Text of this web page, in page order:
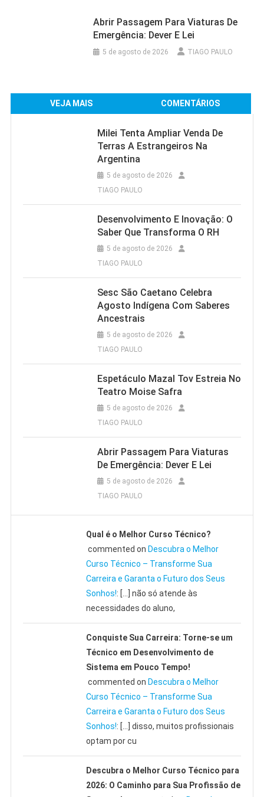
Abrir Passagem Para Viaturas De
Emergência: Dever E Lei
5 de agosto de 2026 TIAGO PAULO
VEJA MAIS COMENTÁRIOS
Milei Tenta Ampliar Venda De
Terras A Estrangeiros Na
Argentina
5 de agosto de 2026
TIAGO PAULO
Desenvolvimento E Inovação: O
Saber Que Transforma O RH
5 de agosto de 2026
TIAGO PAULO
Sesc São Caetano Celebra
Agosto Indígena Com Saberes
Ancestrais
5 de agosto de 2026
TIAGO PAULO
Espetáculo Mazal Tov Estreia No
Teatro Moise Safra
5 de agosto de 2026
TIAGO PAULO
Abrir Passagem Para Viaturas
De Emergência: Dever E Lei
5 de agosto de 2026
TIAGO PAULO
Qual é o Melhor Curso Técnico?
commented on Descubra o Melhor
Curso Técnico – Transforme Sua
Carreira e Garanta o Futuro dos Seus
Sonhos!: […] não só atende às
necessidades do aluno,
Conquiste Sua Carreira: Torne-se um
Técnico em Desenvolvimento de
Sistema em Pouco Tempo!
commented on Descubra o Melhor
Curso Técnico – Transforme Sua
Carreira e Garanta o Futuro dos Seus
Sonhos!: […] disso, muitos profissionais
optam por cu
Descubra o Melhor Curso Técnico para
2026: O Caminho para Sua Profissão de